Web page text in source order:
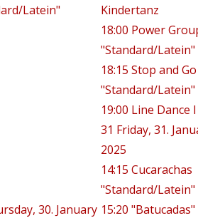
Latein"
Kindertanz
18:00 Power
"Standard/Latein"
18:15 Stop and Go
"Standard/Latein"
19:00 Line Dance I
30. January
31 Friday, 31.
2025
14:15 Cucarachas
"Standard/Latein"
15:20 "Batucadas"